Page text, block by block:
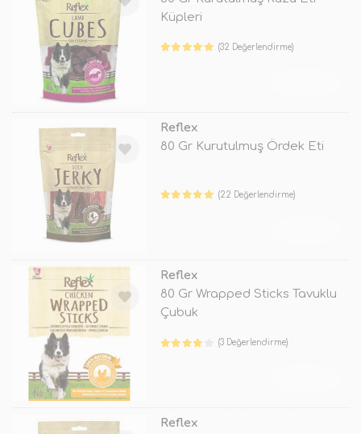
Küpleri
(32 Değerlendirme)
Reflex
80 Gr Kurutulmuş Ördek Eti
(22 Değerlendirme)
Reflex
80 Gr Wrapped Sticks Tavuklu
Çubuk
(3 Değerlendirme)
Reflex